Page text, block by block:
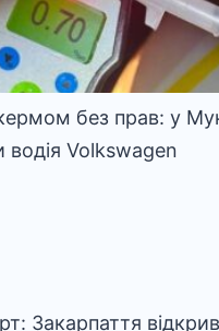
без прав: у
водія Volkswagen
Закарпаття